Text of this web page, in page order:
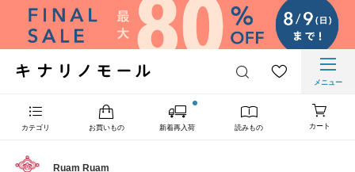
メニュー
カテゴリ お買いもの 新着再入荷 読みもの カート
Ruam Ruam